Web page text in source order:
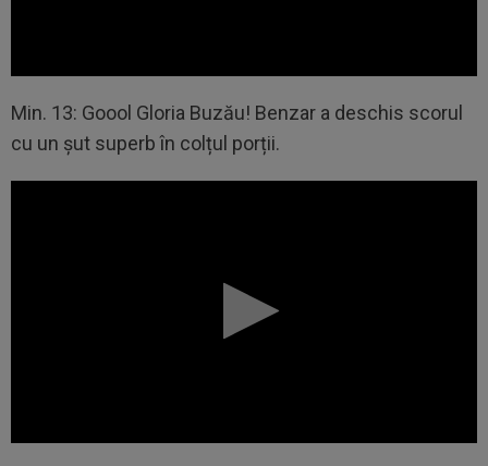
Min. 13: Goool Gloria Buzău! Benzar a deschis scorul
cu un șut superb în colțul porții.